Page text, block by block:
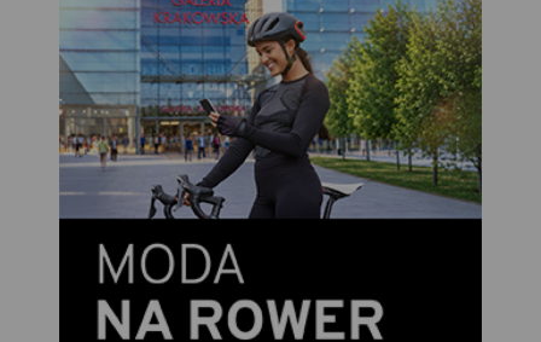
Traseo na urządzenia
Rok wydania 2019